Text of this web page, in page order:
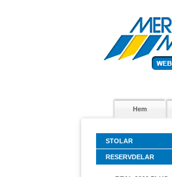
Hem
STOLAR
RESERVDELAR